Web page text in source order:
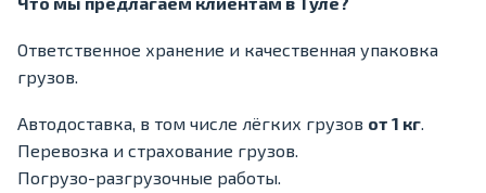
Ответственное хранение и качественная упаковка
грузов.
Автодоставка, в том числе лёгких грузов от 1 кг.
Перевозка и страхование грузов.
Погрузо-разгрузочные работы.